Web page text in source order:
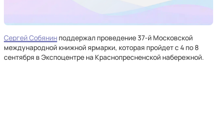
Сергей Собянин поддержал проведение 37-й Московской
международной книжной ярмарки, которая пройдет с 4 по 8
сентября в Экспоцентре на Краснопресненской набережной.